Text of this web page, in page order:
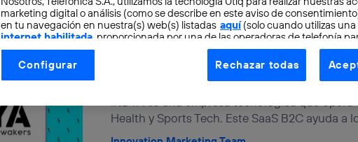
INDYA revoluciona la
INDYA es una empresa tecnológica que
Health y Sports Tech. Este SaaS B2C ayuda a
marketing digital o análisis (como se describe en este aviso de
en tu navegación en nuestra(s) web(s) listadas aquí(solo cuando utilizas una
internet habilitada , proporcionada por una de las operadoras de telefonía
otorgas tu consentimiento en cada página web).
La tecnología Utiq está diseñada con la privacidad como prioridad
control.
utilizando tu dirección IP y otra información de la cuenta de cliente de
vinculada a la conexión que utilizas (p. ej., número de teléfono móvil).
Configurar Rechazar todas